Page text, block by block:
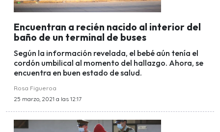
Encuentran a recién nacido al interior del
baño de un terminal de buses
Según la información revelada, el bebé aún tenía el
cordón umbilical al momento del hallazgo. Ahora, se
encuentra en buen estado de salud.
Rosa Figueroa
25 marzo, 2021 a las 12:17